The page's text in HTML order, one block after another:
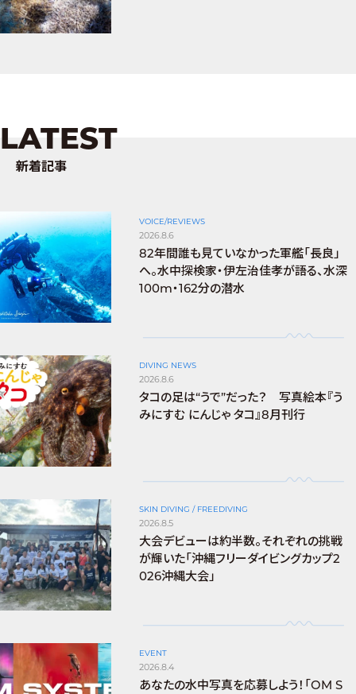
LATEST
新着記事
VOICE/REVIEWS
2026.8.6
82年間誰も見ていなかった軍艦「長良」
へ。水中探検家・伊左治佳孝が語る、水深
100m・162分の潜水
DIVING NEWS
2026.8.6
タコの足は“うで”だった？ 写真絵本『う
みにすむ にんじゃ タコ』8月刊行
SKIN DIVING / FREEDIVING
2026.8.5
大会デビューは約半数。それぞれの挑戦
が輝いた「沖縄フリーダイビングカップ2
026沖縄大会」
EVENT
2026.8.4
あなたの水中写真を応募しよう！「OM S